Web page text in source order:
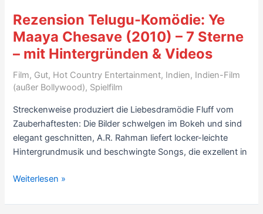
Rezension Telugu-Komödie: Ye
Maaya Chesave (2010) – 7 Sterne
– mit Hintergründen & Videos
Film, Gut, Hot Country Entertainment, Indien, Indien-Film
(außer Bollywood), Spielfilm
Streckenweise produziert die Liebesdramödie Fluff vom
Zauberhaftesten: Die Bilder schwelgen im Bokeh und sind
elegant geschnitten, A.R. Rahman liefert locker-leichte
Hintergrundmusik und beschwingte Songs, die exzellent in
Rezension
Komödie:
Weiterlesen »